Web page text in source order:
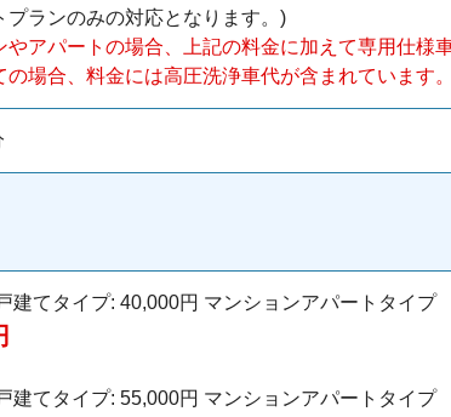
プランのみの対応となります。)
やアパートの場合、上記の料金に加えて専用仕様
の場合、料金には高圧洗浄車代が含まれています
建てタイプ: 40,000円 マンションアパートタイプ
建てタイプ: 55,000円 マンションアパートタイプ